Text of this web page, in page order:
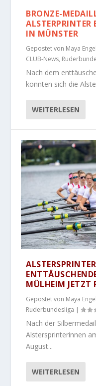
BRONZE-
ALSTERPRINTER
IN MÜNSTER
Gepostet von Maya
CLUB-News,
Nach dem
konnten sich die
WEITERLESEN
MÜLHEIM JETZT
Gepostet von Maya
Ruderbundesliga |
Nach der
Alstersprinterinnen
August...
WEITERLESEN